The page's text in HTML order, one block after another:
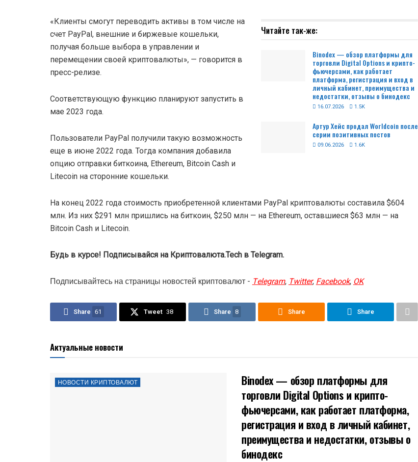
Читайте так-же:
Binodex — обзор платформы для
торговли Digital Options и крипто-
фьючерсами, как работает
платформа, регистрация и вход в
личный кабинет, преимущества и
недостатки, отзывы о бинодекс
16.07.2026 1.5K
Артур Хейс продал Worldcoin после
серии позитивных постов
09.06.2026 1.6K
«Клиенты смогут переводить активы в том числе на
счет PayPal, внешние и биржевые кошельки,
получая больше выбора в управлении и
перемещении своей криптовалюты», — говорится в
пресс-релизе.
Соответствующую функцию планируют запустить в
мае 2023 года.
Пользователи PayPal получили такую возможность
еще в июне 2022 года. Тогда компания добавила
опцию отправки биткоина, Ethereum, Bitcoin Cash и
Litecoin на сторонние кошельки.
На конец 2022 года стоимость приобретенной клиентами PayPal криптовалюты составила $604
млн. Из них $291 млн пришлись на биткоин, $250 млн — на Ethereum, оставшиеся $63 млн — на
Bitcoin Cash и Litecoin.
Будь в курсе! Подписывайся на Криптовалюта.Tech в Telegram.
Подписывайтесь на страницы новостей криптовалют - Telegram, Twitter, Facebook, OK
Share 61 Tweet 38 Share 8 Share Share
Актуальные новости
НОВОСТИ КРИПТОВАЛЮТ
Binodex — обзор платформы для
торговли Digital Options и крипто-
фьючерсами, как работает платформа,
регистрация и вход в личный кабинет,
преимущества и недостатки, отзывы о
бинодекс